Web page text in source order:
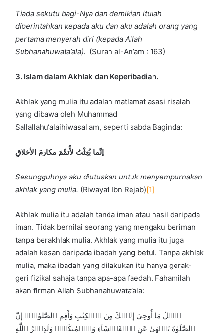
Tiada sekutu bagi-Nya dan demikian itulah
diperintahkan kepada aku dan aku adalah orang yang
pertama menyerah diri (kepada Allah
Subhanahuwata’ala). (Surah al-An’am : 163)
3. Islam dalam Akhlak dan Keperibadian.
Akhlak yang mulia itu adalah matlamat asasi risalah
yang dibawa oleh Muhammad
Sallallahu‘alaihiwasallam, seperti sabda Baginda:
إنَّما بُعِثْتُ لأُتمِّمَ مكارمَ الأخلاقِ
Sesungguhnya aku diutuskan untuk menyempurnakan
akhlak yang mulia. (Riwayat Ibn Rejab)[1]
Akhlak mulia itu adalah tanda iman atau hasil daripada
iman. Tidak bernilai seorang yang mengaku beriman
tanpa berakhlak mulia. Akhlak yang mulia itu juga
adalah kesan daripada ibadah yang betul. Tanpa akhlak
mulia, maka ibadah yang dilakukan itu hanya gerak-
geri fizikal sahaja tanpa apa-apa faedah. Fahamilah
akan firman Allah Subhanahuwata’ala:
ٱتۡلُ مَآ أُوحِيَ إِلَيۡكَ مِنَ ٱلۡكِتَٰبِ وَأَقِمِ ٱلصَّلَوٰةَۖ إِنَّ
ٱلصَّلَوٰةَ تَنۡهَىٰ عَنِ ٱلۡفَحۡشَآءِ وَٱلۡمُنكَرِۗ وَلَذِكۡرُ ٱللَّهِ